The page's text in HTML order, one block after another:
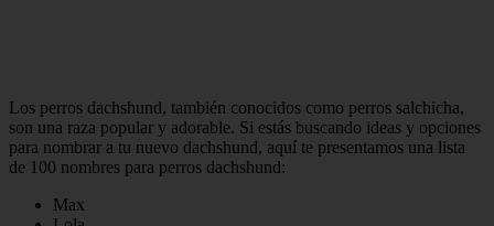
Los perros dachshund, también conocidos como perros salchicha,
son una raza popular y adorable. Si estás buscando ideas y opciones
para nombrar a tu nuevo dachshund, aquí te presentamos una lista
de 100 nombres para perros dachshund:
Max